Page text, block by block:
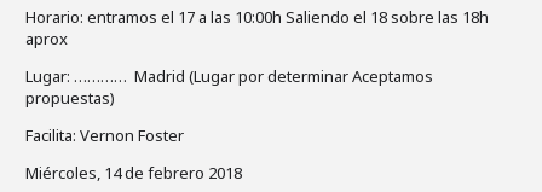
Horario: entramos el 17 a las 10:00h Saliendo el 18 sobre las 18h
aprox
Lugar: ………… Madrid (Lugar por determinar Aceptamos
propuestas)
Facilita: Vernon Foster
Miércoles, 14 de febrero 2018